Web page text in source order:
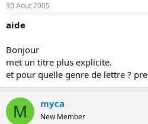
o
n
30 Aout 2005
aide
Bonjour
met un titre plus explicite.
et pour quelle genre de lettre ?
M myca
New Member